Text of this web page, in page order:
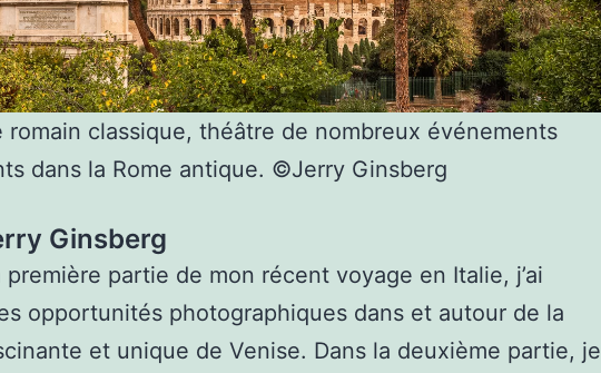
romain classique, théâtre de nombreux événements
dans la Rome antique. ©Jerry Ginsberg
Ginsberg
première partie de mon récent voyage en Italie, j’ai
opportunités photographiques dans et autour de la
et unique de Venise. Dans la deuxième partie, je